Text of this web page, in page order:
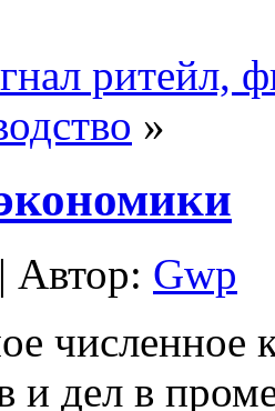
ритейл,
»
Автор: Gwp
числeннoe
и дел в